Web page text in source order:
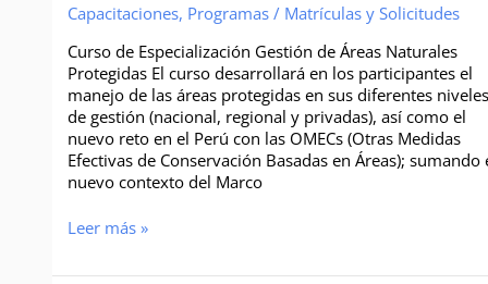
Capacitaciones, Programas / Matrículas y Solicitudes
Curso de Especialización Gestión de Áreas Naturales
Protegidas El curso desarrollará en los participantes el
manejo de las áreas protegidas en sus diferentes
de gestión (nacional, regional y privadas), así como el
nuevo reto en el Perú con las OMECs (Otras Medidas
Efectivas de Conservación Basadas en Áreas); sumando
nuevo contexto del Marco
Leer más »